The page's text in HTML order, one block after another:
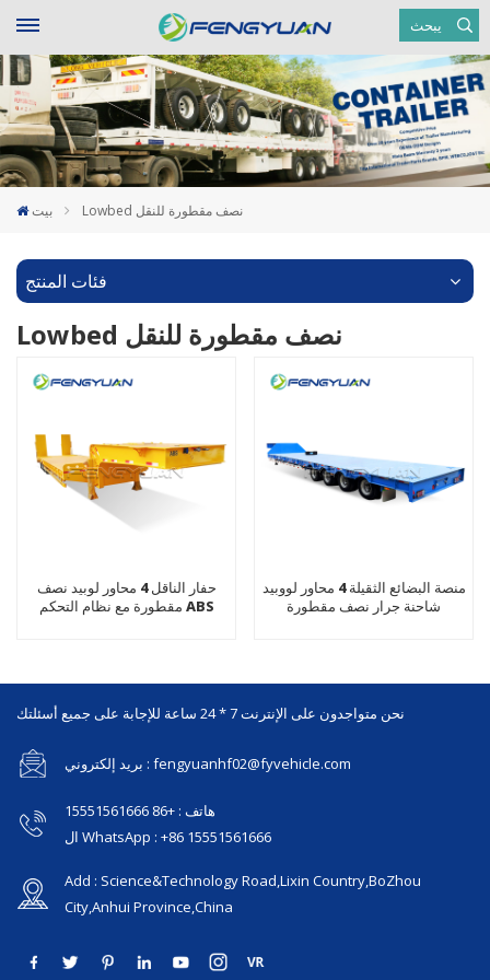
يبحث
بيت Lowbed نصف مقطورة للنقل
فئات المنتج
Lowbed نصف مقطورة للنقل
حفار الناقل 4 محاور لوبيد نصف
مقطورة مع نظام التحكم ABS
منصة البضائع الثقيلة 4 محاور لووبيد
شاحنة جرار نصف مقطورة
نحن متواجدون على الإنترنت 7 * 24 ساعة للإجابة على جميع أسئلتك
بريد إلكتروني : fengyuanhf02@fyvehicle.com
هاتف : +86 15551561666
ال WhatsApp : +86 15551561666
Add : Science&Technology Road,Lixin Country,BoZhou
City,Anhui Province,China